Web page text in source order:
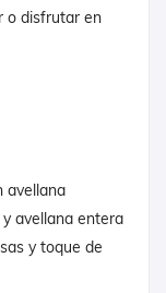
o disfrutar en
avellana
avellana entera
y toque de